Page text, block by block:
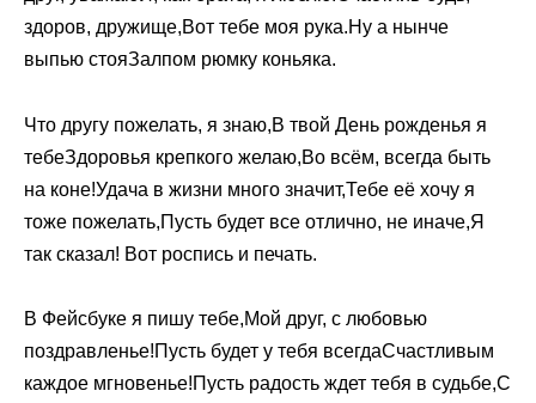
здоров, дружище,Вот тебе моя рука.Ну а нынче
выпью стояЗалпом рюмку коньяка.
Что другу пожелать, я знаю,В твой День рожденья я
тебеЗдоровья крепкого желаю,Во всём, всегда быть
на коне!Удача в жизни много значит,Тебе её хочу я
тоже пожелать,Пусть будет все отлично, не иначе,Я
так сказал! Вот роспись и печать.
В Фейсбуке я пишу тебе,Мой друг, с любовью
поздравленье!Пусть будет у тебя всегдаСчастливым
каждое мгновенье!Пусть радость ждет тебя в судьбе,С